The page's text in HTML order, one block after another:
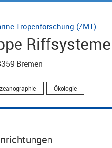
Tropenforschung (ZMT)
Riffsysteme
Bremen
Ökologie